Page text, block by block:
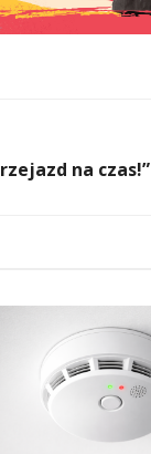
na czas!”